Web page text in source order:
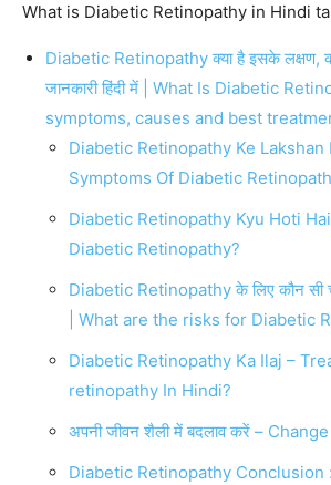
What is Diabetic Retinopathy in Hindi
Diabetic Retinopathy क्या है इसके लक्षण,
जानकारी हिंदी में | What Is Diabetic
symptoms, causes and best
Diabetic Retinopathy Ke Lakshan
Symptoms Of Diabetic
Diabetic Retinopathy Kyu Hoti
Diabetic Retinopathy?
Diabetic Retinopathy के लिए कौन सी
| What are the risks for Diabetic
Diabetic Retinopathy Ka Ilaj –
retinopathy In Hindi?
अपनी जीवन शैली में बदलाव करें –
Diabetic Retinopathy Conclusion